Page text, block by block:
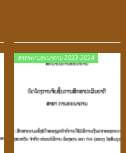
ສາຂາການທະນາຄານ 2023-2024
Posted
on